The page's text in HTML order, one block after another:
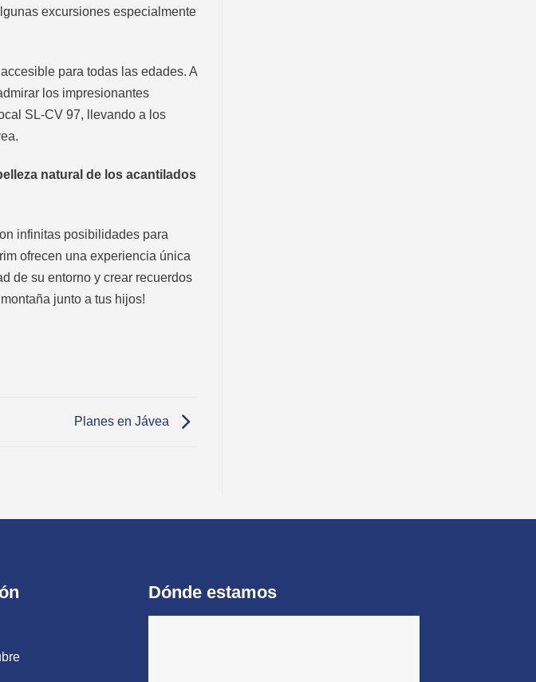
excursiones especialmente
para todas las edades. A
los impresionantes
SL-CV 97, llevando a los
natural de los acantilados
infinitas posibilidades para
ofrecen una experiencia única
de su entorno y crear recuerdos
junto a tus hijos!
Planes en Jávea
Dónde estamos